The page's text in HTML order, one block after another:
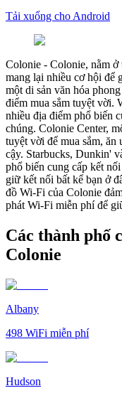
Tải xuống cho Android
Colonie - Colonie, nằm
mang lại nhiều cơ hội để
một di sản văn hóa
điểm mua sắm tuyệt vời.
nhiều địa điểm phổ biến
chúng. Colonie Center,
tuyệt vời để mua sắm,
cậy. Starbucks, Dunkin'
phổ biến cung cấp kết
giữ kết nối bất kể bạn ở
đồ Wi-Fi của Colonie
phát Wi-Fi miễn phí để
Các thành phố
Colonie
Albany
498 WiFi miễn phí
Hudson